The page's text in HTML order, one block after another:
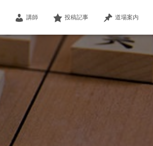
講師 投稿記事 道場案内